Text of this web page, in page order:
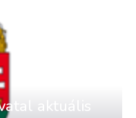
aktuális